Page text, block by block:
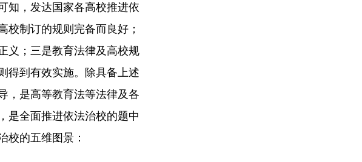
知，发达国家各高校推进依
校制订的规则完备而良好；
义；三是教育法律及高校规
得到有效实施。除具备上述
，是高等教育法等法律及各
是全面推进依法治校的题中
校的五维图景：